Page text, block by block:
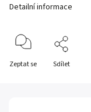
Detailní informace
Zeptat se Sdílet